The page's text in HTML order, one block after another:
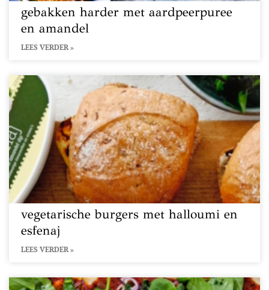
gebakken harder met aardpeerpuree
en amandel
LEES VERDER »
vegetarische burgers met halloumi en
esfenaj
LEES VERDER »